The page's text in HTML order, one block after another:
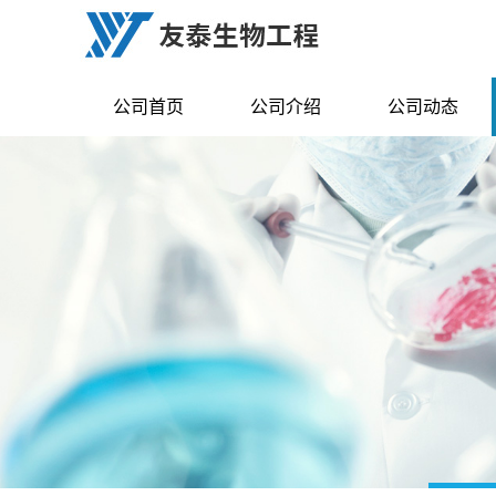
公司首页 公司介绍 公司动态